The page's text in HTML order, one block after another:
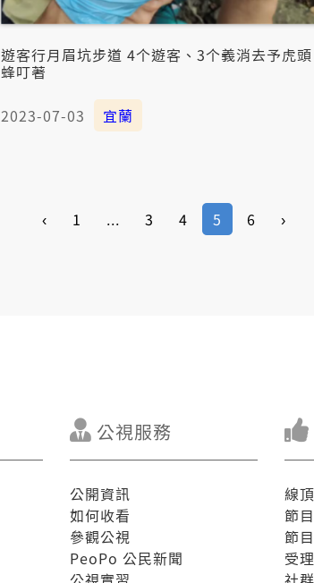
遊客行月眉坑步道 4个遊客、3个義消去予虎頭
蜂叮著
2023-07-03 宜蘭
‹ 1 ... 3 4 5 6 ›
公視服務
公開資訊
如何收看
參觀公視
PeoPo 公民新聞
線
節
節
受